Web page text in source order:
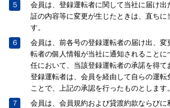
５
会員は、登録運転者に関して当社に届け
証の内容等に変更が生じたときは、直ちに
す。
６
会員は、前各号の登録運転者の届け出、変
転者の個人情報が当社に通知されること
任において、当該登録運転者の承諾を得て
登録運転者は、会員を経由して自らの運転
ことで、上記の承認を行ったものとします。
７
会員は、会員規約および貸渡約款ならびに